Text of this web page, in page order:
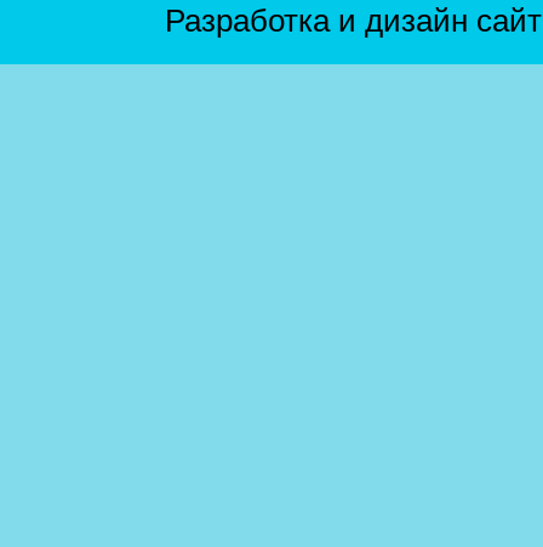
Разработка и дизайн